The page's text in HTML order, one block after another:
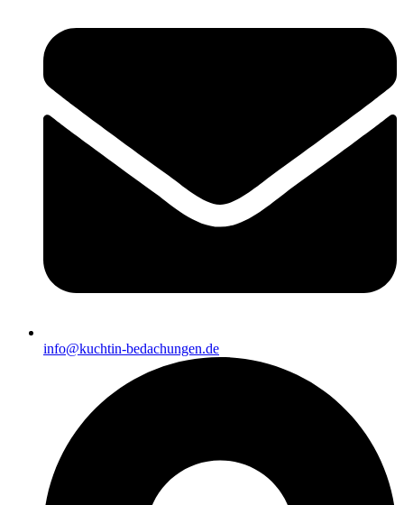
info@kuchtin-bedachungen.de